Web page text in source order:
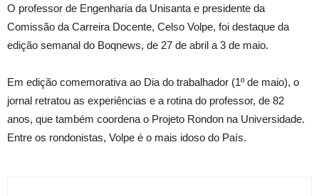
O professor de Engenharia da Unisanta e presidente da
Comissão da Carreira Docente, Celso Volpe, foi destaque da
edição semanal do Boqnews, de 27 de abril a 3 de maio.
Em edição comemorativa ao Dia do trabalhador (1º de maio), o
jornal retratou as experiências e a rotina do professor, de 82
anos, que também coordena o Projeto Rondon na Universidade.
Entre os rondonistas, Volpe é o mais idoso do País.